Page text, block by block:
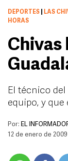
DEPORTES
LAS
HORAS
Chivas
El técnico
equipo, y
Por: EL
12 de enero de